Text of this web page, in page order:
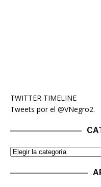
TWITTER TIMELINE
Tweets por el @VNegro2.